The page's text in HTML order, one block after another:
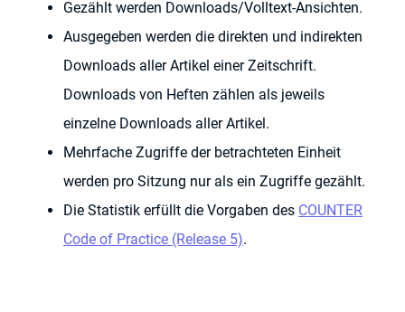
Gezählt werden Downloads/Volltext-Ansichten.
Ausgegeben werden die direkten und indirekten
Downloads aller Artikel einer Zeitschrift.
Downloads von Heften zählen als jeweils
einzelne Downloads aller Artikel.
Mehrfache Zugriffe der betrachteten Einheit
werden pro Sitzung nur als ein Zugriffe gezählt.
Die Statistik erfüllt die Vorgaben des COUNTER
Code of Practice (Release 5).